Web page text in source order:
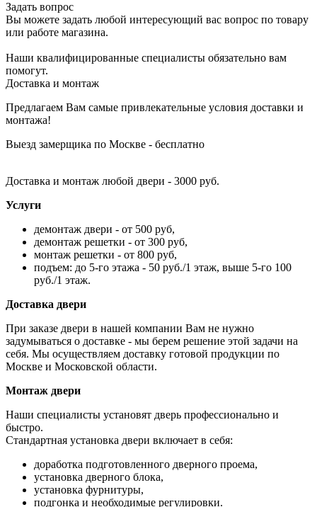
Задать вопрос
Вы можете задать любой интересующий вас вопрос по товару
или работе магазина.
Наши квалифицированные специалисты обязательно вам
помогут.
Доставка и монтаж
Предлагаем Вам самые привлекательные условия доставки и
монтажа!
Выезд замерщика по Москве - бесплатно
Доставка и монтаж любой двери - 3000 руб.
Услуги
демонтаж двери - от 500 руб,
демонтаж решетки - от 300 руб,
монтаж решетки - от 800 руб,
подъем: до 5-го этажа - 50 руб./1 этаж, выше 5-го 100
руб./1 этаж.
Доставка двери
При заказе двери в нашей компании Вам не нужно
задумываться о доставке - мы берем решение этой задачи на
себя. Мы осуществляем доставку готовой продукции по
Москве и Московской области.
Монтаж двери
Наши специалисты установят дверь профессионально и
быстро.
Стандартная установка двери включает в себя:
доработка подготовленного дверного проема,
установка дверного блока,
установка фурнитуры,
подгонка и необходимые регулировки.